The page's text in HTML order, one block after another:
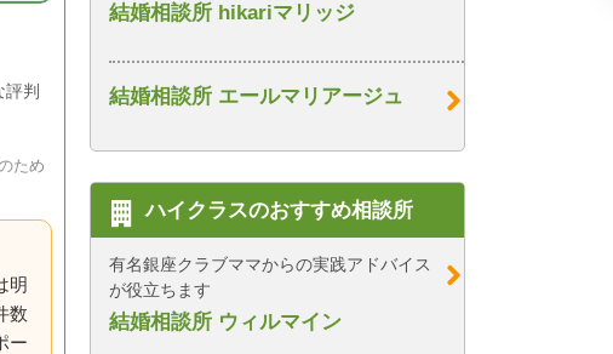
判
ため
明
数
ー
結婚相談所 hikariマリッジ
結婚相談所 エールマリアージュ
ハイクラスのおすすめ相談所
有名銀座クラブママからの実践アドバイス
が役立ちます
結婚相談所 ウィルマイン